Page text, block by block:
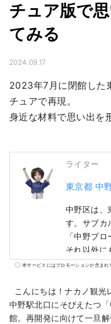
チュア版で
てみる
2024.09.17
2023年7月に閉館した
チュアで再現。
身近な材料で思い出を
ライター
東京都 中
中野区は、
す。サブカ
「中野ブ
それ以外に
ど、多くの
進み、まち
らの人情味
ど、中野の
本サービスにはプロモーションが含まれ
こんにちは！ナカノ観光
中野駅北口にそびえたつ
館。再開発に向けて一旦